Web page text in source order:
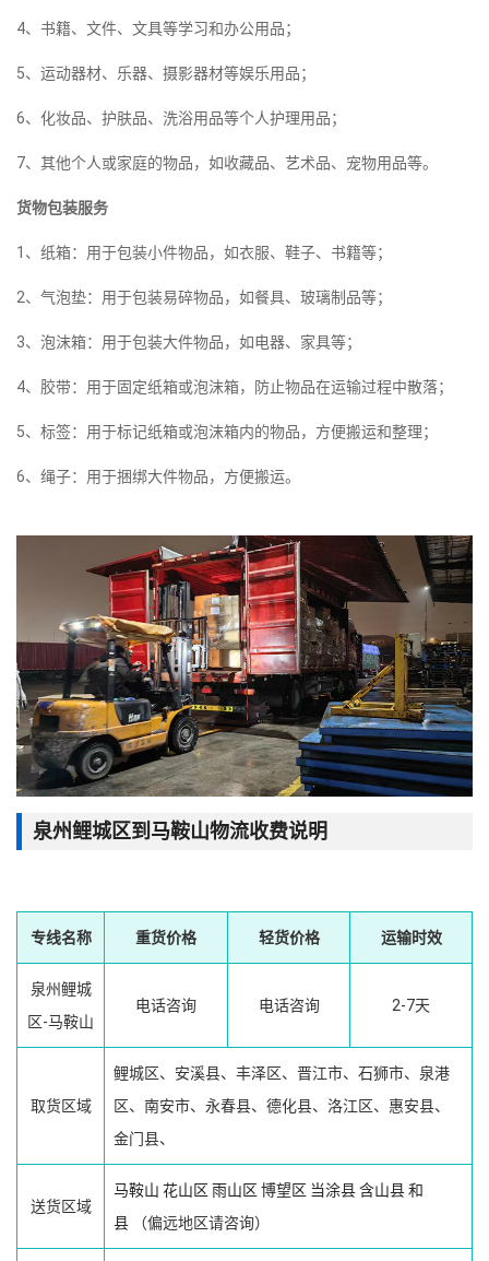
4、书籍、文件、文具等学习和办公用品；
5、运动器材、乐器、摄影器材等娱乐用品；
6、化妆品、护肤品、洗浴用品等个人护理用品；
7、其他个人或家庭的物品，如收藏品、艺术品、宠物用品等。
货物包装服务
1、纸箱：用于包装小件物品，如衣服、鞋子、书籍等；
2、气泡垫：用于包装易碎物品，如餐具、玻璃制品等；
3、泡沫箱：用于包装大件物品，如电器、家具等；
4、胶带：用于固定纸箱或泡沫箱，防止物品在运输过程中散落；
5、标签：用于标记纸箱或泡沫箱内的物品，方便搬运和整理；
6、绳子：用于捆绑大件物品，方便搬运。
泉州鲤城区到马鞍山物流收费说明
专线名称 重货价格 轻货价格 运输时效
泉州鲤城
区-马鞍山
电话咨询 电话咨询 2-7天
取货区域
鲤城区、安溪县、丰泽区、晋江市、石狮市、泉港
区、南安市、永春县、德化县、洛江区、惠安县、
金门县、
送货区域
马鞍山 花山区 雨山区 博望区 当涂县含山县和
县 （偏远地区请咨询）